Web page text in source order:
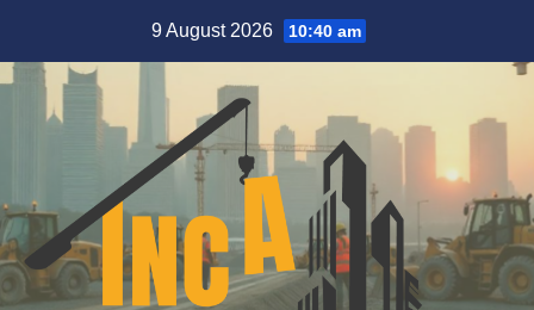
content
9 August 2026 10:40 am